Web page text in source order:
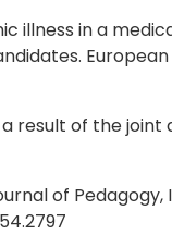
illness in a
European
a result of the
of Pedagogy,